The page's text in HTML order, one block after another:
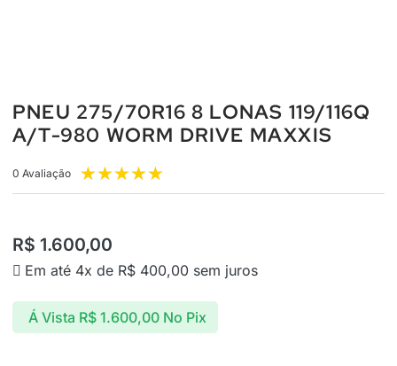
PNEU 275/70R16 8 LONAS 119/116Q
A/T-980 WORM DRIVE MAXXIS
0 Avaliação ★★★★★
R$ 1.600,00
Em até 4x de R$ 400,00 sem juros
Á Vista R$1.600,00 No Pix